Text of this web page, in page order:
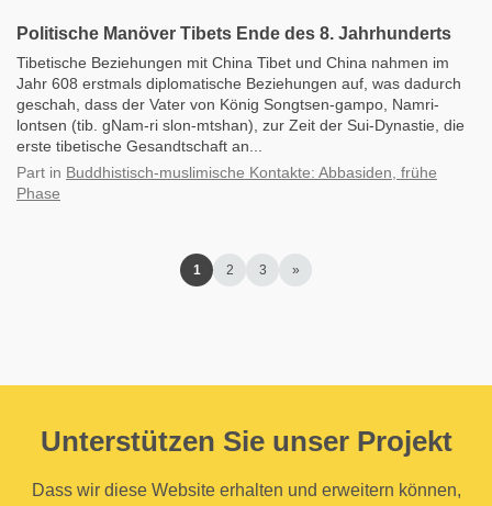
Politische Manöver Tibets Ende des 8. Jahrhunderts
Tibetische Beziehungen mit China Tibet und China nahmen im
Jahr 608 erstmals diplomatische Beziehungen auf, was dadurch
geschah, dass der Vater von König Songtsen-gampo, Namri-
lontsen (tib. gNam-ri slon-mtshan), zur Zeit der Sui-Dynastie, die
erste tibetische Gesandtschaft an...
Part in Buddhistisch-muslimische Kontakte: Abbasiden, frühe
Phase
1 2 3 »
Unterstützen Sie unser Projekt
Dass wir diese Website erhalten und erweitern können,